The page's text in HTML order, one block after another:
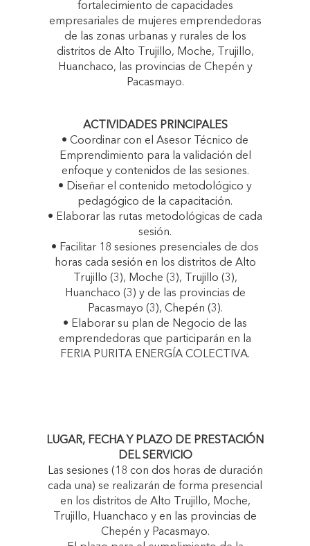
fortalecimiento de capacidades
empresariales de mujeres emprendedoras
de las zonas urbanas y rurales de los
distritos de Alto Trujillo, Moche, Trujillo,
Huanchaco, las provincias de Chepén y
Pacasmayo.
ACTIVIDADES PRINCIPALES
• Coordinar con el Asesor Técnico de
Emprendimiento para la validación del
enfoque y contenidos de las sesiones.
• Diseñar el contenido metodológico y
pedagógico de la capacitación.
• Elaborar las rutas metodológicas de cada
sesión.
• Facilitar 18 sesiones presenciales de dos
horas cada sesión en los distritos de Alto
Trujillo (3), Moche (3), Trujillo (3),
Huanchaco (3) y de las provincias de
Pacasmayo (3), Chepén (3).
• Elaborar su plan de Negocio de las
emprendedoras que participarán en la
FERIA PURITA ENERGÍA COLECTIVA.
LUGAR, FECHA Y PLAZO DE PRESTACIÓN
DEL SERVICIO
Las sesiones (18 con dos horas de duración
cada una) se realizarán de forma presencial
en los distritos de Alto Trujillo, Moche,
Trujillo, Huanchaco y en las provincias de
Chepén y Pacasmayo.